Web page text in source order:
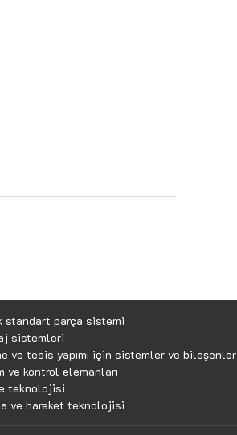
standart parça sistemi
sistemleri
ve tesis yapımı için sistemler ve bileşenler
ve kontrol elemanları
teknolojisi
ve hareket teknolojisi